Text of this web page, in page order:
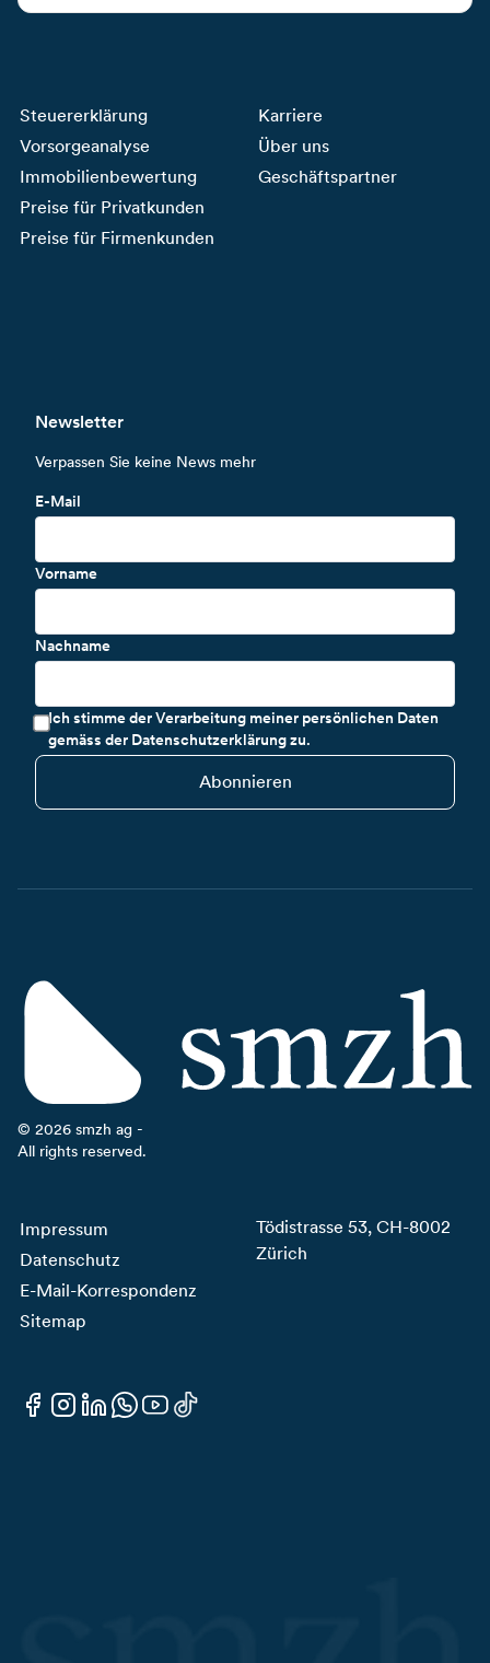
Steuererklärung
Vorsorgeanalyse
Immobilienbewertung
Preise für Privatkunden
Preise für Firmenkunden
Karriere
Über uns
Geschäftspartner
Newsletter
Verpassen Sie keine News mehr
E-Mail
Vorname
Nachname
Ich stimme der Verarbeitung meiner persönlichen Daten
gemäss der Datenschutzerklärung zu.
Abonnieren
© 2026 smzh ag -
All rights reserved.
Impressum
Datenschutz
E-Mail-Korrespondenz
Sitemap
Tödistrasse 53, CH-8002
Zürich